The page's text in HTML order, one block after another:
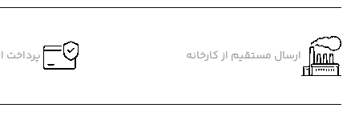
ارسال مستقیم از کارخانه پرداخت